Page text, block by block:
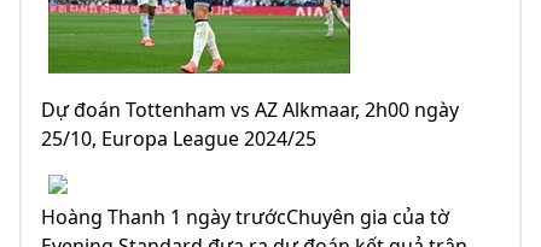
Dự đoán Tottenham vs AZ Alkmaar, 2h00 ngày
25/10, Europa League 2024/25
Hoàng Thanh 1 ngày trướcChuyên gia của tờ